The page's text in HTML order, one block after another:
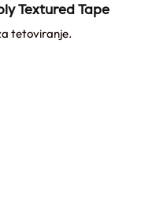
Textured Tape
tetoviranje.